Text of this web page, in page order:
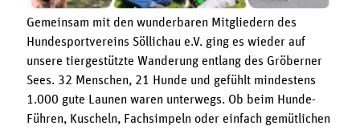
Gemeinsam mit den wunderbaren Mitgliedern des
Hundesportvereins Söllichau e.V. ging es wieder auf
unsere tiergestützte Wanderung entlang des Gröberner
Sees. 32 Menschen, 21 Hunde und gefühlt mindestens
1.000 gute Launen waren unterwegs. Ob beim Hunde-
Führen, Kuscheln, Fachsimpeln oder einfach gemütlichen